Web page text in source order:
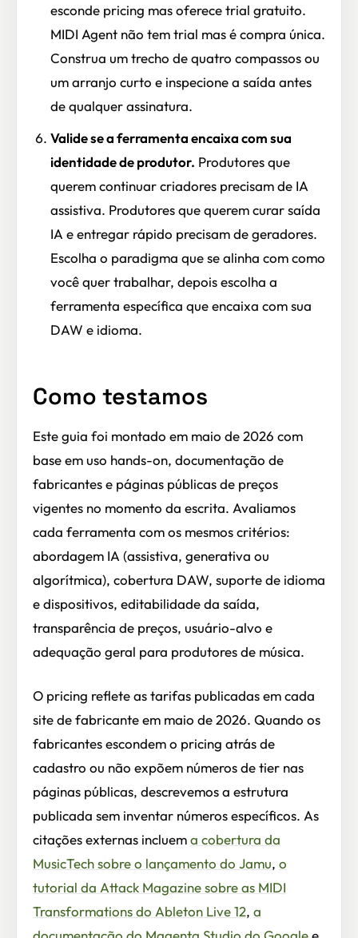
esconde pricing mas oferece trial gratuito.
MIDI Agent não tem trial mas é compra única.
Construa um trecho de quatro compassos ou
um arranjo curto e inspecione a saída antes
de qualquer assinatura.
Valide se a ferramenta encaixa com sua
identidade de produtor. Produtores que
querem continuar criadores precisam de IA
assistiva. Produtores que querem curar saída
IA e entregar rápido precisam de geradores.
Escolha o paradigma que se alinha com como
você quer trabalhar, depois escolha a
ferramenta específica que encaixa com sua
DAW e idioma.
Como testamos
Este guia foi montado em maio de 2026 com
base em uso hands-on, documentação de
fabricantes e páginas públicas de preços
vigentes no momento da escrita. Avaliamos
cada ferramenta com os mesmos critérios:
abordagem IA (assistiva, generativa ou
algorítmica), cobertura DAW, suporte de idioma
e dispositivos, editabilidade da saída,
transparência de preços, usuário-alvo e
adequação geral para produtores de música.
O pricing reflete as tarifas publicadas em cada
site de fabricante em maio de 2026. Quando os
fabricantes escondem o pricing atrás de
cadastro ou não expõem números de tier nas
páginas públicas, descrevemos a estrutura
publicada sem inventar números específicos. As
citações externas incluema cobertura da
MusicTech sobre o lançamento do Jamu, o
tutorial da Attack Magazine sobre as MIDI
Transformations do Ableton Live 12, a